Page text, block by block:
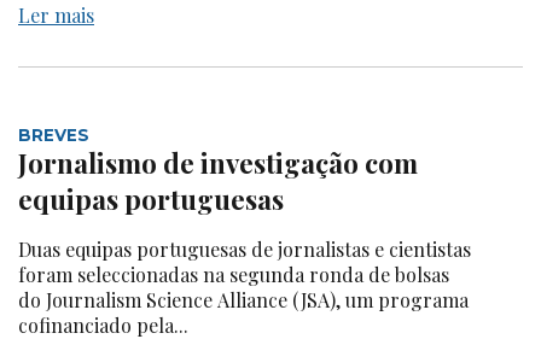
Ler mais
BREVES
Jornalismo de investigação com
equipas portuguesas
Duas equipas portuguesas de jornalistas e cientistas
foram seleccionadas na segunda ronda de bolsas
do Journalism Science Alliance (JSA), um programa
cofinanciado pela...